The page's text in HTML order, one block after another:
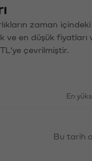
zaman içindeki
ve en düşük
çevrilmiştir.
En
Bu tarih